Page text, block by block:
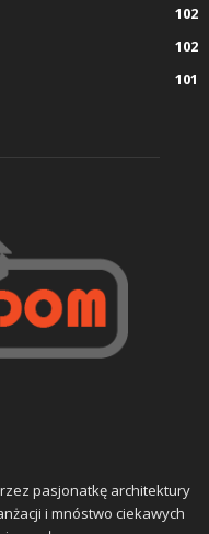
102
102
101
pasjonatkę architektury
i mnóstwo ciekawych